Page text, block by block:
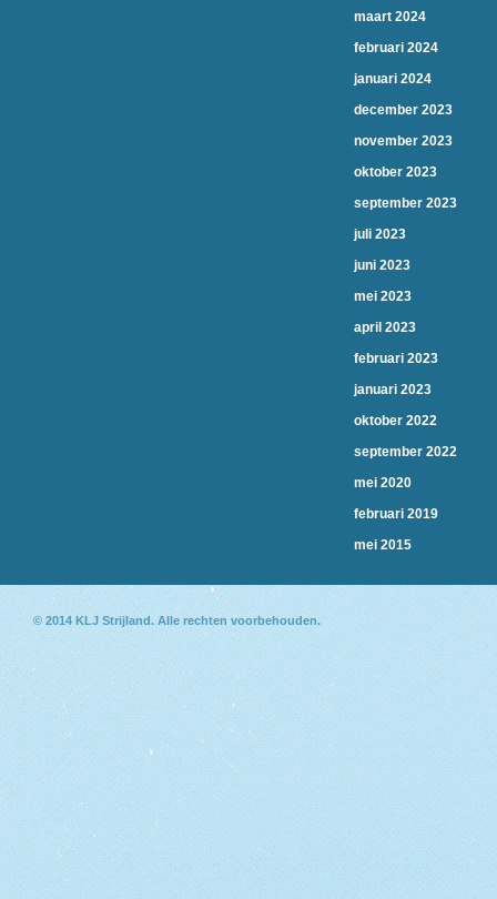
maart 2024
februari 2024
januari 2024
december 2023
november 2023
oktober 2023
september 2023
juli 2023
juni 2023
mei 2023
april 2023
februari 2023
januari 2023
oktober 2022
september 2022
mei 2020
februari 2019
mei 2015
© 2014 KLJ Strijland. Alle rechten voorbehouden.